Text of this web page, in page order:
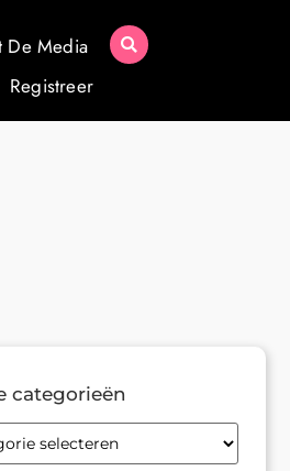
De Media
Registreer
categorieën